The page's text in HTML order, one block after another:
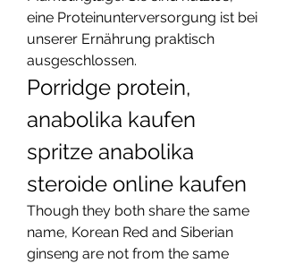
eine Proteinunterversorgung ist bei
unserer Ernährung praktisch
ausgeschlossen.
Porridge protein,
anabolika kaufen
spritze anabolika
steroide online kaufen
Though they both share the same
name, Korean Red and Siberian
ginseng are not from the same